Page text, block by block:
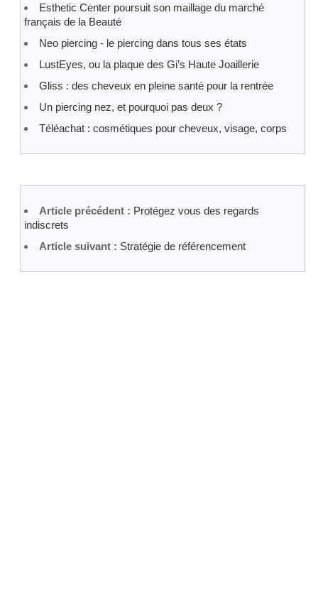
Esthetic Center poursuit son maillage du marché
français de la Beauté
Neo piercing - le piercing dans tous ses états
LustEyes, ou la plaque des Gi’s Haute Joaillerie
Gliss : des cheveux en pleine santé pour la rentrée
Un piercing nez, et pourquoi pas deux ?
Téléachat : cosmétiques pour cheveux, visage, corps
Article précédent : Protégez vous des regards
indiscrets
Article suivant : Stratégie de référencement